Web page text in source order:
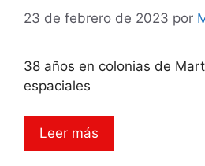
23 de febrero de 2023 por
38 años en colonias de
espaciales
Leer más